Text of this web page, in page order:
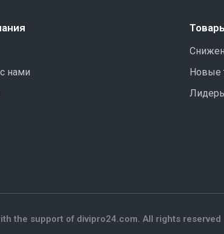
нами
Новые
the support of divipro24.com. All rights reserved